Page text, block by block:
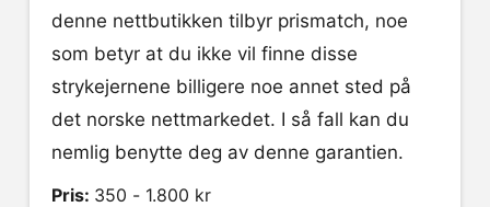
denne nettbutikken tilbyr prismatch, noe
som betyr at du ikke vil finne disse
strykejernene billigere noe annet sted på
det norske nettmarkedet. I så fall kan du
nemlig benytte deg av denne garantien.
Pris: 350 - 1.800 kr